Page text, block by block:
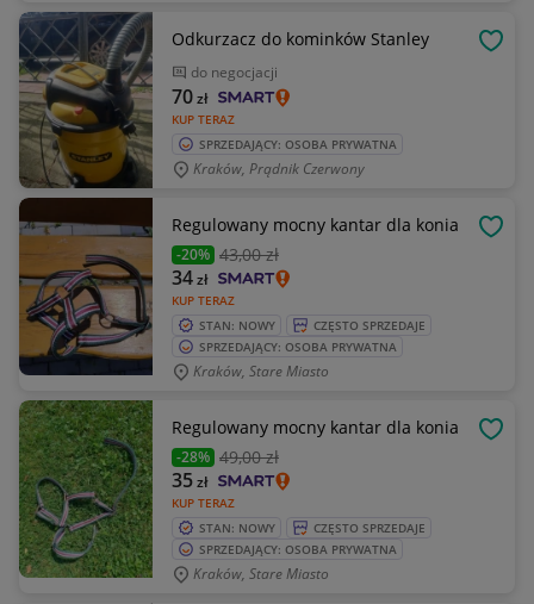
Odkurzacz do kominków Stanley
do negocjacji
KUP TERAZ
70zł
SPRZEDAJĄCY: OSOBA PRYWATNA
Kraków, Prądnik Czerwony
Regulowany mocny kantar dla konia
-20% 43,00 zł
KUP TERAZ
34zł
STAN: NOWY
CZĘSTO SPRZEDAJE
SPRZEDAJĄCY: OSOBA PRYWATNA
Kraków, Stare Miasto
Regulowany mocny kantar dla konia
-28% 49,00 zł
KUP TERAZ
35zł
STAN: NOWY
CZĘSTO SPRZEDAJE
SPRZEDAJĄCY: OSOBA PRYWATNA
Kraków, Stare Miasto